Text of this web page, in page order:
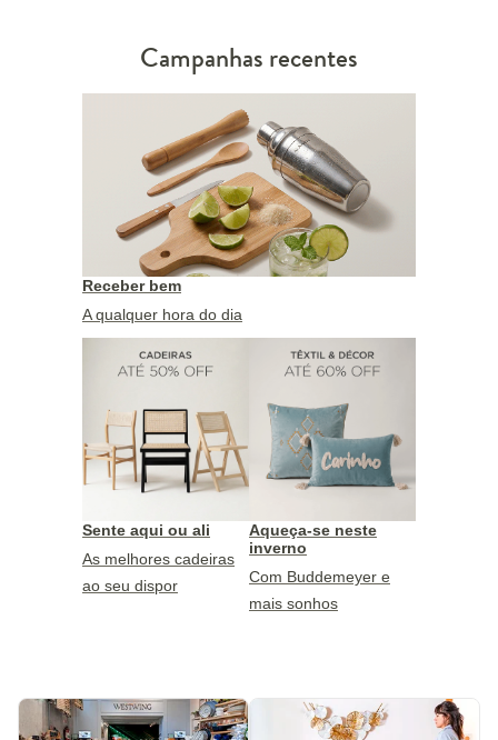
Campanhas recentes
Receber bem
A qualquer hora do dia
Sente aqui ou ali
As melhores cadeiras
ao seu dispor
Aqueça-se neste
inverno
Com Buddemeyer e
mais sonhos